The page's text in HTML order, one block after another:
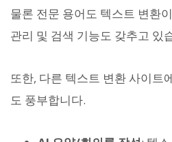
물론 전문 용어도 텍스트 변환
관리 및 검색 기능도 갖추고 있
또한, 다른 텍스트 변환 사이트
도 풍부합니다.